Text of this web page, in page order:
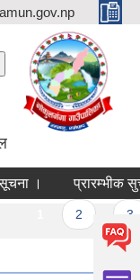
। प्रारम्भीक